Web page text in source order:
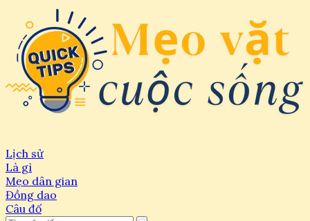
Lịch sử
Là gì
Mẹo dân gian
Đồng dao
Câu đố